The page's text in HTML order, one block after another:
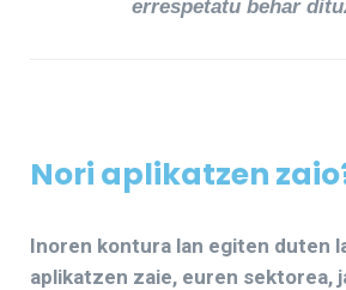
errespetatu behar
Nori aplikatzen
Inoren kontura lan egiten duten
aplikatzen zaie, euren sektorea,